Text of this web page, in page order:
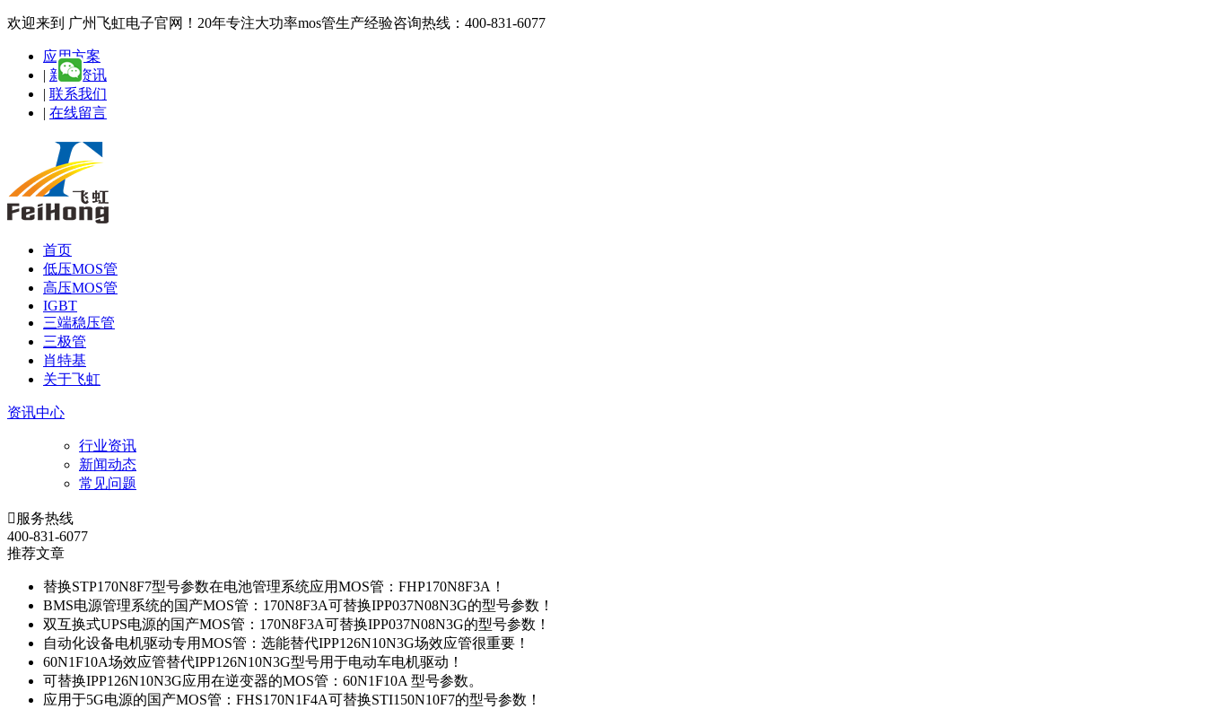
欢迎来到 广州飞虹电子官网！20年专注大功率mos管生产经验咨询热线：400-831-6077
应用方案
| 新闻资讯
| 联系我们
| 在线留言
首页
低压MOS管
高压MOS管
IGBT
三端稳压管
三极管
肖特基
关于飞虹
资讯中心
行业资讯
新闻动态
常见问题
 服务热线
400-831-6077
推荐文章
替换STP170N8F7型号参数在电池管理系统应用MOS管：FHP170N8F3A！
BMS电源管理系统的国产MOS管：170N8F3A可替换IPP037N08N3G的型号参数！
双互换式UPS电源的国产MOS管：170N8F3A可替换IPP037N08N3G的型号参数！
自动化设备电机驱动专用MOS管：选能替代IPP126N10N3G场效应管很重要！
60N1F10A场效应管替代IPP126N10N3G型号用于电动车电机驱动！
可替换IPP126N10N3G应用在逆变器的MOS管：60N1F10A 型号参数。
应用于5G电源的国产MOS管：FHS170N1F4A可替换STI150N10F7的型号参数！